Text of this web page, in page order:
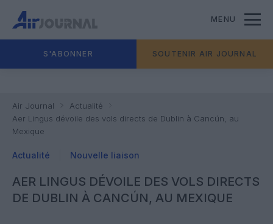
MENU
S'ABONNER SOUTENIR AIR JOURNAL
Air Journal
Actualité
Aer Lingus dévoile des vols directs de Dublin à Cancún, au
Mexique
Actualité Nouvelle liaison
AER LINGUS DÉVOILE DES VOLS DIRECTS
DE DUBLIN À CANCÚN, AU MEXIQUE